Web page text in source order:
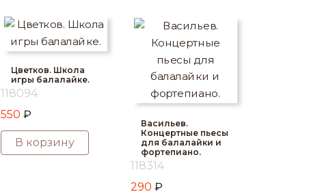
Цветков. Школа
игры балалайке.
118094
550 ₽
В корзину
Васильев.
Концертные пьесы
для балалайки и
фортепиано.
118314
290 ₽